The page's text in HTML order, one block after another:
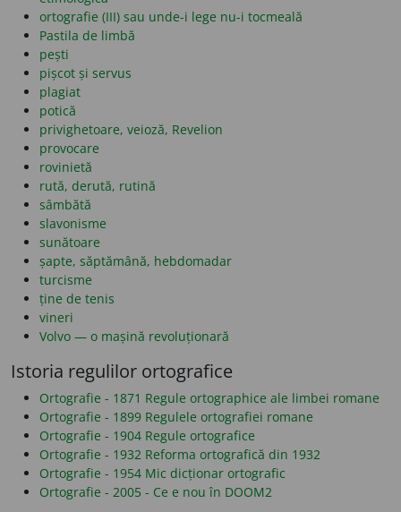
ortografie (III) sau unde-i lege nu-i tocmeală
Pastila de limbă
pești
pișcot și servus
plagiat
potică
privighetoare, veioză, Revelion
provocare
rovinietă
rută, derută, rutină
sâmbătă
slavonisme
sunătoare
șapte, săptămână, hebdomadar
turcisme
ține de tenis
vineri
Volvo — o mașină revoluționară
Istoria regulilor ortografice
Ortografie - 1871 Regule ortographice ale limbei romane
Ortografie - 1899 Regulele ortografiei romane
Ortografie - 1904 Regule ortografice
Ortografie - 1932 Reforma ortografică din 1932
Ortografie - 1954 Mic dicționar ortografic
Ortografie - 2005 - Ce e nou în DOOM2